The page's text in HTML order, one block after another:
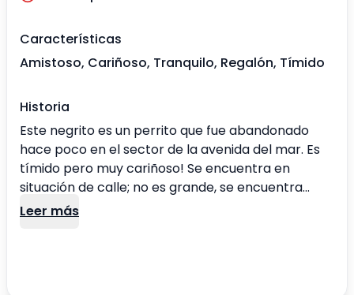
Características
Amistoso, Cariñoso, Tranquilo, Regalón, Tímido
Historia
Este negrito es un perrito que fue abandonado
hace poco en el sector de la avenida del mar. Es
tímido pero muy cariñoso! Se encuentra en
situación de calle; no es grande, se encuentra
delgado; pero tiene mucho ánimo!
Leer más